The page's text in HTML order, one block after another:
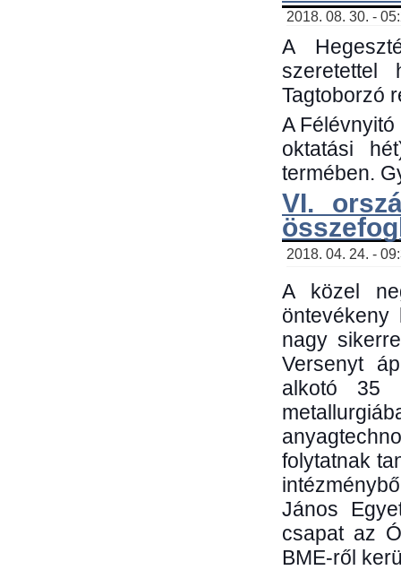
2018. 08. 30. -
A
szeretettel
Tagtoborzó
A
oktatási
termében.
VI.
2018. 04. 24. -
A közel
nagy
Versenyt
alkotó 35
folytatnak
János
csapat az
BME-ről